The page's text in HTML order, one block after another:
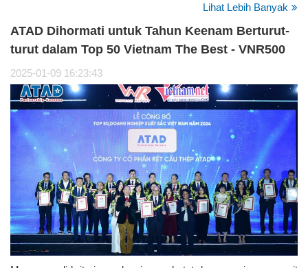
Lihat Lebih Banyak
ATAD Dihormati untuk Tahun Keenam Berturut-
turut dalam Top 50 Vietnam The Best - VNR500
2025-01-09 16:23:43